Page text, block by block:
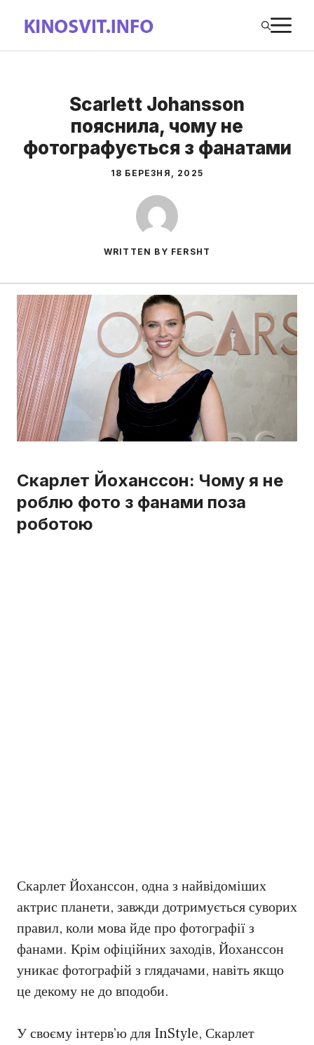
вмісту
Scarlett Johansson
пояснила, чому не
фотографується з фанатами
18 БЕРЕЗНЯ, 2025
WRITTEN BY FERSHT
Скарлет Йоханссон: Чому я не
роблю фото з фанами поза
роботою
Скарлет Йоханссон, одна з найвідоміших
актрис планети, завжди дотримується суворих
правил, коли мова йде про фотографії з
фанами. Крім офіційних заходів, Йоханссон
уникає фотографій з глядачами, навіть якщо
це декому не до вподоби.
У своєму інтерв’ю для InStyle, Скарлет